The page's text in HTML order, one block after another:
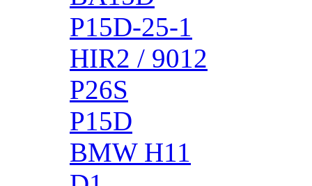
P15D-25-1
HIR2 / 9012
P26S
P15D
BMW H11